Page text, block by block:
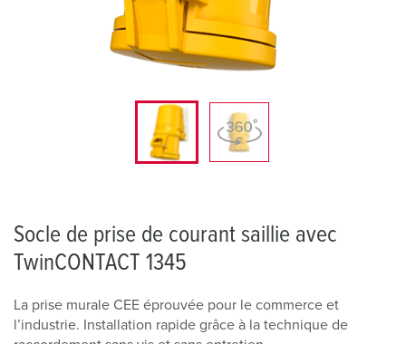
Socle de prise de courant saillie avec
TwinCONTACT 1345
La prise murale CEE éprouvée pour le commerce et
l’industrie. Installation rapide grâce à la technique de